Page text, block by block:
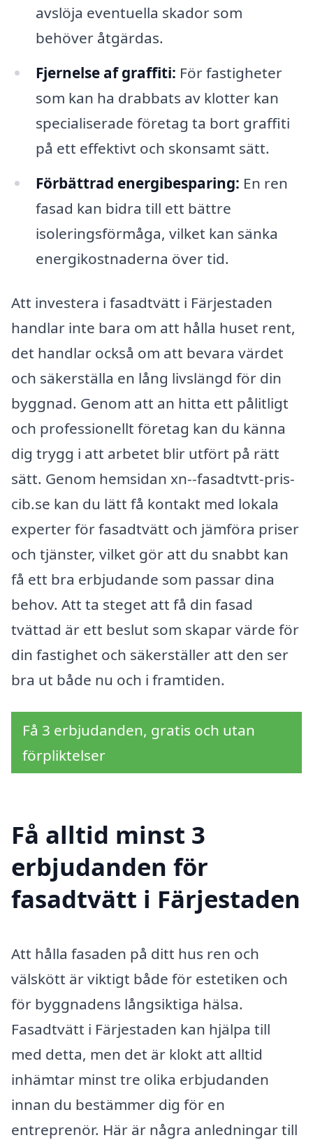
avslöja eventuella skador som
behöver åtgärdas.
Fjernelse af graffiti: För fastigheter
som kan ha drabbats av klotter kan
specialiserade företag ta bort graffiti
på ett effektivt och skonsamt sätt.
Förbättrad energibesparing: En ren
fasad kan bidra till ett bättre
isoleringsförmåga, vilket kan sänka
energikostnaderna över tid.
Att investera i fasadtvätt i Färjestaden
handlar inte bara om att hålla huset rent,
det handlar också om att bevara värdet
och säkerställa en lång livslängd för din
byggnad. Genom att an hitta ett pålitligt
och professionellt företag kan du känna
dig trygg i att arbetet blir utfört på rätt
sätt. Genom hemsidan xn--fasadtvtt-pris-
cib.se kan du lätt få kontakt med lokala
experter för fasadtvätt och jämföra priser
och tjänster, vilket gör att du snabbt kan
få ett bra erbjudande som passar dina
behov. Att ta steget att få din fasad
tvättad är ett beslut som skapar värde för
din fastighet och säkerställer att den ser
bra ut både nu och i framtiden.
Få 3 erbjudanden, gratis och utan
förpliktelser
Få alltid minst 3
erbjudanden för
fasadtvätt i Färjestaden
Att hålla fasaden på ditt hus ren och
välskött är viktigt både för estetiken och
för byggnadens långsiktiga hälsa.
Fasadtvätt i Färjestaden kan hjälpa till
med detta, men det är klokt att alltid
inhämtar minst tre olika erbjudanden
innan du bestämmer dig för en
entreprenör. Här är några anledningar till